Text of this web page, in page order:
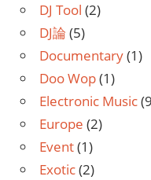
DJ Tool (2)
DJ論 (5)
Documentary(1)
Doo Wop(1)
Electronic Music
Europe (2)
Event(1)
Exotic(2)